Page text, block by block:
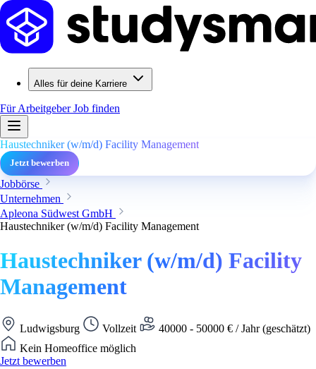
Alles für deine Karriere
Für ArbeitgeberJob finden
Haustechniker (w/m/d) Facility Management
Jetzt bewerben
Jobbörse
Unternehmen
Apleona Südwest GmbH
Haustechniker (w/m/d) Facility Management
Haustechniker (w/m/d) Facility
Management
Ludwigsburg Vollzeit
40000 - 50000 € / Jahr (geschätzt)
Kein Homeoffice möglich
Jetzt bewerben